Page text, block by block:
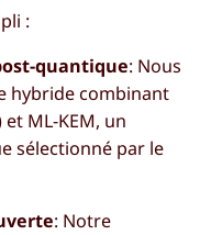
:
quantique: Nous
hybride combinant
ML-KEM, un
sélectionné par le
: Notre